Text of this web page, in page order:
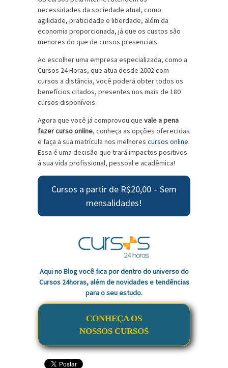
necessidades da sociedade atual, como
agilidade, praticidade e liberdade, além da
economia proporcionada, já que os custos são
menores do que de cursos presenciais.
Ao escolher uma empresa especializada, como a
Cursos 24 Horas, que atua desde 2002 com
cursos a distância, você poderá obter todos os
benefícios citados, presentes nos mais de 180
cursos disponíveis.
Agora que você já comprovou que vale a pena
fazer curso online, conheça as opções oferecidas
e faça a sua matrícula nos melhores cursos online.
Essa é uma decisão que trará impactos positivos
à sua vida profissional, pessoal e acadêmica!
Cursos a partir de R$20,00 – Sem
mensalidades!
Aqui no Blog você fica por dentro do universo do
Cursos 24horas, além de novidades e tendências
para o seu estudo.
CONHEÇA OS
NOSSOS CURSOS